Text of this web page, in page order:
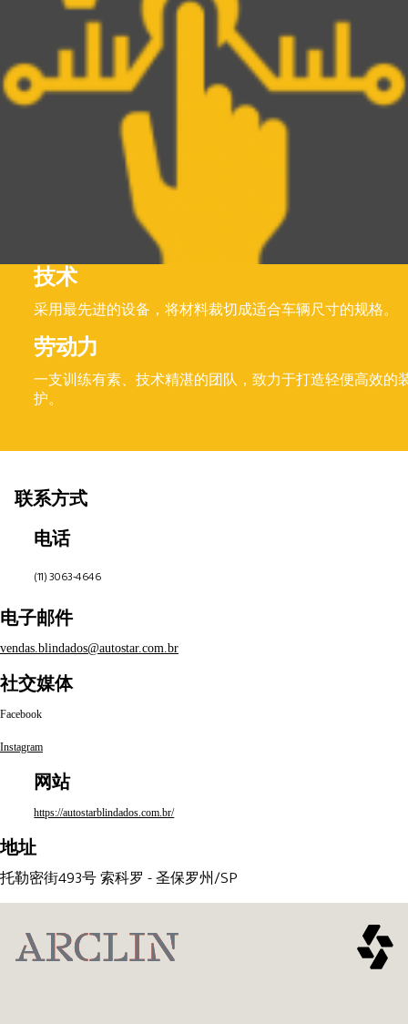
技术
采用最先进的设备，将材料裁切成适合车辆尺寸的规格。
劳动力
一支训练有素、技术精湛的团队，致力于打造轻便高效的
护。
联系方式
电话
(11) 3063-4646
电子邮件
vendas.blindados@autostar.com.br
社交媒体
Facebook
Instagram
网站
https://autostarblindados.com.br/
地址
托勒密街493号 索科罗 - 圣保罗州/SP